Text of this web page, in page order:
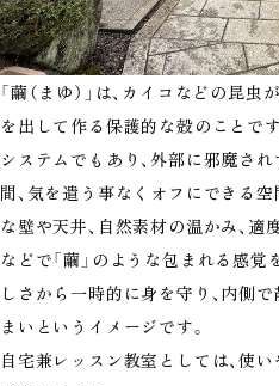
「繭（まゆ）」は、カイコなどの昆
を出して作る保護的な殻のことで
システムでもあり、外部に邪魔され
間、気を遣う事なくオフにできる空
な壁や天井、自然素材の温かみ、
などで「繭」のような包まれる感
しさから一時的に身を守り、内側
まいというイメージです。
自宅兼レッスン教室としては、使